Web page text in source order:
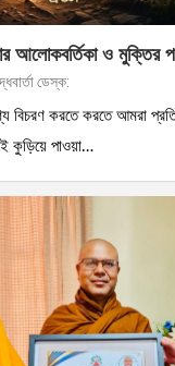
আলোকবর্তিকা ও মুক্তির
ডেস্ক:
বিচরণ করতে করতে আমরা
কুড়িয়ে পাওয়া…